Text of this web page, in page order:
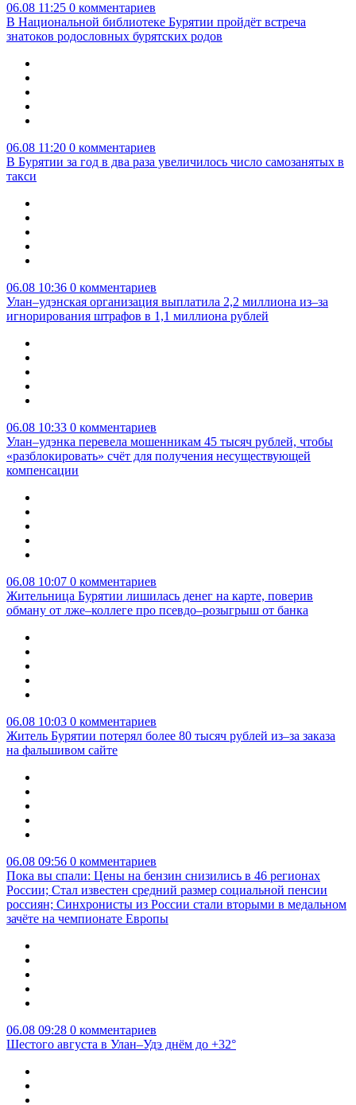
06.08 11:25 0 комментариев
В Национальной библиотеке Бурятии пройдёт встреча
знатоков родословных бурятских родов
06.08 11:20 0 комментариев
В Бурятии за год в два раза увеличилось число самозанятых в
такси
06.08 10:36 0 комментариев
Улан–удэнская организация выплатила 2,2 миллиона из–за
игнорирования штрафов в 1,1 миллиона рублей
06.08 10:33 0 комментариев
Улан–удэнка перевела мошенникам 45 тысяч рублей, чтобы
«разблокировать» счёт для получения несуществующей
компенсации
06.08 10:07 0 комментариев
Жительница Бурятии лишилась денег на карте, поверив
обману от лже–коллеге про псевдо–розыгрыш от банка
06.08 10:03 0 комментариев
Житель Бурятии потерял более 80 тысяч рублей из–за заказа
на фальшивом сайте
06.08 09:56 0 комментариев
Пока вы спали: Цены на бензин снизились в 46 регионах
России; Стал известен средний размер социальной пенсии
россиян; Синхронисты из России стали вторыми в медальном
зачёте на чемпионате Европы
06.08 09:28 0 комментариев
Шестого августа в Улан–Удэ днём до +32°